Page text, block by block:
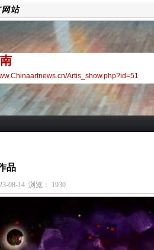
Artis_show.php?id=51
品
08-14 浏览： 1930